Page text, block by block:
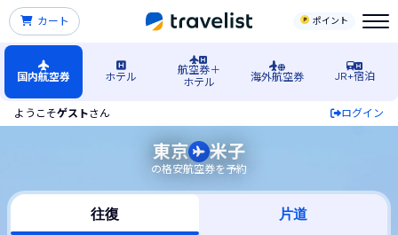
ポイント
カート
国内航空券 ホテル
航空券＋
ホテル
海外航空券 JR+宿泊
ようこそゲストさん ログイン
東京発→米子空港行きの格安航空券・飛行機・LCC予約
東京 米子
の格安航空券を予約
往復 片道